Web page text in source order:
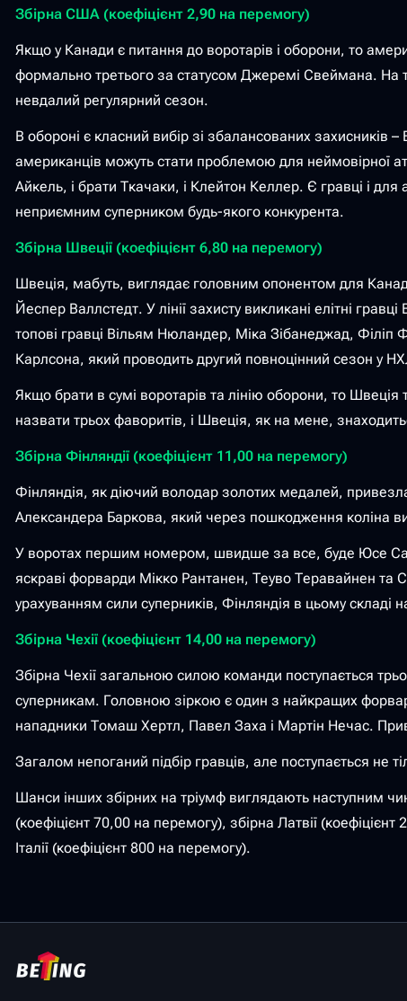
Збірна США (коефіцієнт 2,90 на перемогу)
Якщо у Канади є питання до воротарів і оборони, то
формально третього за статусом Джеремі Свеймана. На
невдалий регулярний сезон.
В обороні є класний вибір зі збалансованих
американців можуть стати проблемою для неймовірної
Айкель, і брати Ткачаки, і Клейтон Келлер. Є гравці і
неприємним суперником будь-якого конкурента.
Збірна Швеції (коефіцієнт 6,80 на перемогу)
Швеція, мабуть, виглядає головним опонентом для
Йеспер Валлстедт. У лінії захисту викликані елітні
топові гравці Вільям Нюландер, Міка Зібанеджад,
Карлсона, який проводить другий повноцінний сезон у
Якщо брати в сумі воротарів та лінію оборони, то
назвати трьох фаворитів, і Швеція, як на мене,
Збірна Фінляндії (коефіцієнт 11,00 на перемогу)
Фінляндія, як діючий володар золотих медалей,
Александера Баркова, який через пошкодження коліна
У воротах першим номером, швидше за все, буде Юсе
яскраві форварди Мікко Рантанен, Теуво Теравайнен
урахуванням сили суперників, Фінляндія в цьому складі
Збірна Чехії (коефіцієнт 14,00 на перемогу)
Збірна Чехії загальною силою команди поступається
суперникам. Головною зіркою є один з найкращих
нападники Томаш Хертл, Павел Заха і Мартін Нечас.
Загалом непоганий підбір гравців, але поступається не
Шанси інших збірних на тріумф виглядають наступним
(коефіцієнт 70,00 на перемогу), збірна Латвії
Італії (коефіцієнт 800 на перемогу).